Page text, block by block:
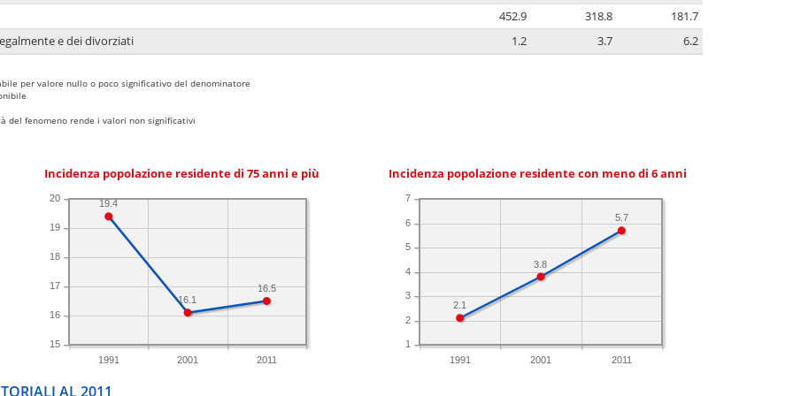
452.9 318.8
181.7
e dei divorziati
1.2 3.7 6.2
per valore nullo o poco significativo del denominatore
del fenomeno rende i valori non significativi
Incidenza popolazione residente di 75 anni e più
1991 2001 2011
15
16
17
18
19
20
16.5
16.1
19.4
Incidenza popolazione residente con meno di 6 anni
1991 2001 2011
1
2
3
4
5
6
7
5.7
3.8
2.1
AL 2011